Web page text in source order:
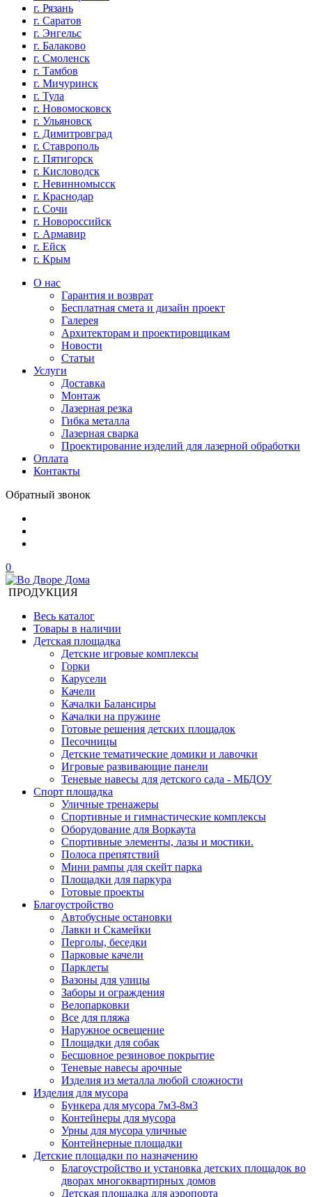
г. Рязань
г. Саратов
г. Энгельс
г. Балаково
г. Смоленск
г. Тамбов
г. Мичуринск
г. Тула
г. Новомосковск
г. Ульяновск
г. Димитровград
г. Ставрополь
г. Пятигорск
г. Кисловодск
г. Невинномысск
г. Краснодар
г. Сочи
г. Новороссийск
г. Армавир
г. Ейск
г. Крым
О нас
Гарантия и возврат
Бесплатная смета и дизайн проект
Галерея
Архитекторам и проектировщикам
Новости
Статьи
Услуги
Доставка
Монтаж
Лазерная резка
Гибка металла
Лазерная сварка
Проектирование изделий для лазерной обработки
Оплата
Контакты
Обратный звонок
0
ПРОДУКЦИЯ
Весь каталог
Товары в наличии
Детская площадка
Детские игровые комплексы
Горки
Карусели
Качели
Качалки Балансиры
Качалки на пружине
Готовые решения детских площадок
Песочницы
Детские тематические домики и лавочки
Игровые развивающие панели
Теневые навесы для детского сада - МБДОУ
Спорт площадка
Уличные тренажеры
Спортивные и гимнастические комплексы
Оборудование для Воркаута
Спортивные элементы, лазы и мостики.
Полоса препятствий
Мини рампы для скейт парка
Площадки для паркура
Готовые проекты
Благоустройство
Автобусные остановки
Лавки и Скамейки
Перголы, беседки
Парковые качели
Парклеты
Вазоны для улицы
Заборы и ограждения
Велопарковки
Все для пляжа
Наружное освещение
Площадки для собак
Бесшовное резиновое покрытие
Теневые навесы арочные
Изделия из металла любой сложности
Изделия для мусора
Бункера для мусора 7м3-8м3
Контейнеры для мусора
Урны для мусора уличные
Контейнерные площадки
Детские площадки по назначению
Благоустройство и установка детских площадок во
дворах многоквартирных домов
Детская площадка для аэропорта